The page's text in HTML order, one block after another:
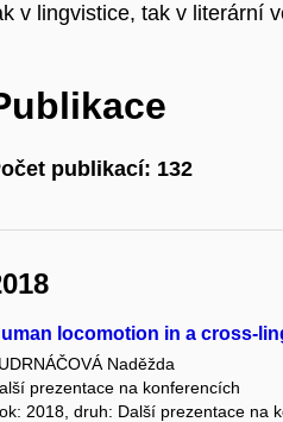
v lingvistice, tak v literární
publikací: 132
locomotion in a cross-
Naděžda
prezentace na konferencích
2018, druh: Další prezentace na